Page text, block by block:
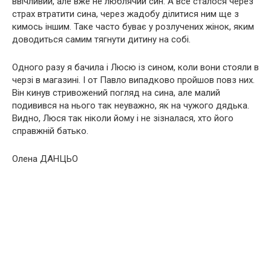
страх втратити сина, через жадобу ділитися ним ще з
кимось іншим. Таке часто буває у розлучених жінок, яким
доводиться самим тягнути дитину на собі.
Одного разу я бачила і Люсю із сином, коли вони стояли в
черзі в магазині. І от Павло випадково пройшов повз них.
Він кинув стривожений погляд на сина, але малий
подивився на нього так неуважно, як на чужого дядька.
Видно, Люся так ніколи йому і не зізналася, хто його
справжній батько.
Олена ДАНЦЬО